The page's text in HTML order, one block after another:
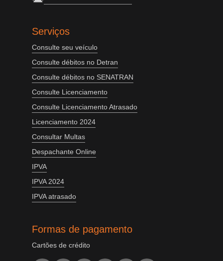
Serviços
Consulte seu veículo
Consulte débitos no Detran
Consulte débitos no SENATRAN
Consulte Licenciamento
Consulte Licenciamento Atrasado
Licenciamento 2024
Consultar Multas
Despachante Online
IPVA
IPVA 2024
IPVA atrasado
Formas de pagamento
Cartões de crédito